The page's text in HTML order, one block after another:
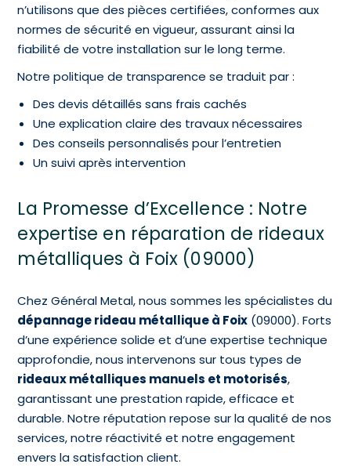
n’utilisons que des pièces certifiées, conformes aux
normes de sécurité en vigueur, assurant ainsi la
fiabilité de votre installation sur le long terme.
Notre politique de transparence se traduit par :
Des devis détaillés sans frais cachés
Une explication claire des travaux nécessaires
Des conseils personnalisés pour l’entretien
Un suivi après intervention
La Promesse d’Excellence : Notre
expertise en réparation de rideaux
métalliques à Foix (09000)
Chez Général Metal, nous sommes les spécialistes du
dépannage rideau métallique à Foix (09000). Forts
d’une expérience solide et d’une expertise technique
approfondie, nous intervenons sur tous types de
rideaux métalliques manuels et motorisés,
garantissant une prestation rapide, efficace et
durable. Notre réputation repose sur la qualité de nos
services, notre réactivité et notre engagement
envers la satisfaction client.